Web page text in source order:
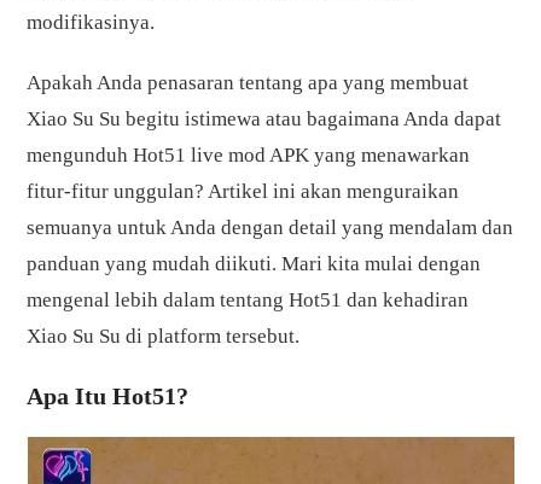
modifikasinya.
Apakah Anda penasaran tentang apa yang membuat
Xiao Su Su begitu istimewa atau bagaimana Anda dapat
mengunduh Hot51 live mod APK yang menawarkan
fitur-fitur unggulan? Artikel ini akan menguraikan
semuanya untuk Anda dengan detail yang mendalam dan
panduan yang mudah diikuti. Mari kita mulai dengan
mengenal lebih dalam tentang Hot51 dan kehadiran
Xiao Su Su di platform tersebut.
Apa Itu Hot51?